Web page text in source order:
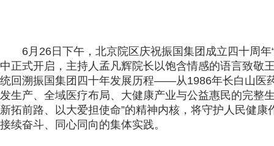
6月26日下午，北京院区庆祝振国集团成立四十周
中正式开启，主持人孟凡辉院长以饱含情感的语言致敬
统回溯振国集团四十年发展历程——从1986年长白山医
发生产、全域医疗布局、大健康产业与公益惠民的完整
新拓前路、以大爱担使命”的精神内核，将守护人民健
接续奋斗、同心同向的集体实践。